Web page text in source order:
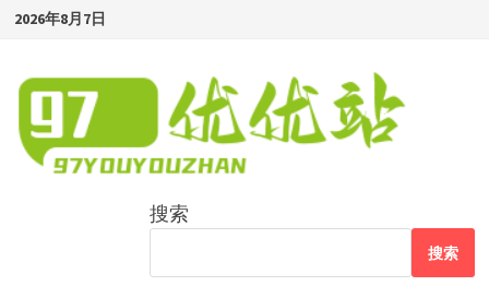
Skip
content
2026年8月7日
搜索
搜索